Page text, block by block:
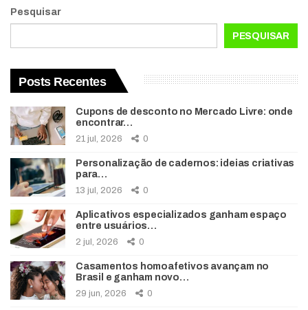
Pesquisar
PESQUISAR
Posts Recentes
Cupons de desconto no Mercado Livre: onde
encontrar…
21 jul, 2026 0
Personalização de cadernos: ideias criativas
para…
13 jul, 2026 0
Aplicativos especializados ganham espaço
entre usuários…
2 jul, 2026 0
Casamentos homoafetivos avançam no
Brasil e ganham novo…
29 jun, 2026 0